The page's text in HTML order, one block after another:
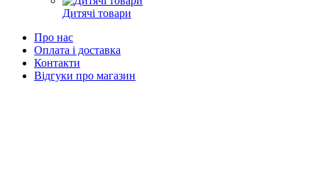
Дитячі товари
Про нас
Оплата і доставка
Контакти
Відгуки про магазин